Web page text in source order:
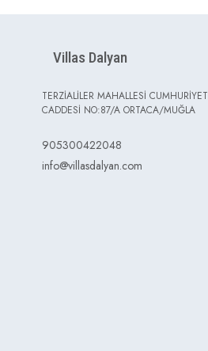
Villas Dalyan
TERZİALİLER MAHALLESİ CUMHURİYET
CADDESİ NO:87/A ORTACA/MUĞLA
905300422048
info@villasdalyan.com